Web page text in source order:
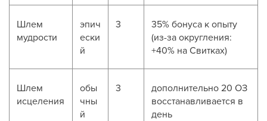
Шлем
мудрости
эпич
ески
й
3
35% бонуса к опыту
(из-за округления:
+40% на Свитках)
Шлем
исцеления
обы
чны
й
3
дополнительно 20 ОЗ
восстанавливается в
день